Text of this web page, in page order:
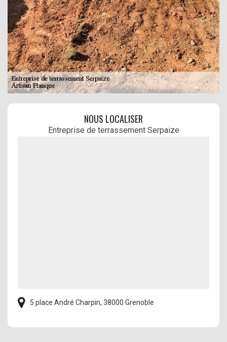
NOUS LOCALISER
Entreprise de terrassement Serpaize
5 place André Charpin, 38000 Grenoble